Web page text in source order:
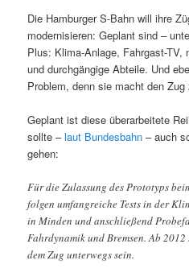
Die Hamburger S-Bahn will ihre
modernisieren: Geplant sind –
Plus: Klima-Anlage, Fahrgast-TV,
und durchgängige Abteile. Und
Problem, denn sie macht den Zug
Geplant ist diese überarbeitete
sollte –laut Bundesbahn – auch
gehen:
Für die Zulassung des Prototyps
folgen umfangreiche Tests in der
in Minden und anschließend
Fahrdynamik und Bremsen. Ab
dem Zug unterwegs sein.